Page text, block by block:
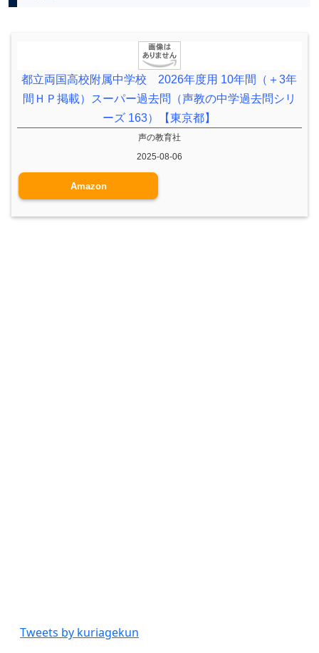
都立両国高校附属中学校 2026年度用 10年間（＋3年
間ＨＰ掲載）スーパー過去問（声教の中学過去問シリ
ーズ 163）【東京都】
声の教育社
2025-08-06
Amazon
Tweets by kuriagekun